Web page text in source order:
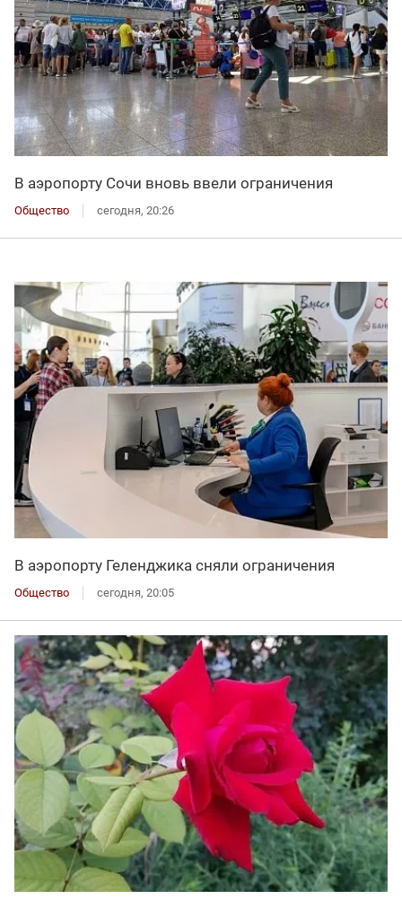
В аэропорту Сочи вновь ввели ограничения
Общество сегодня, 20:26
В аэропорту Геленджика сняли ограничения
Общество сегодня, 20:05